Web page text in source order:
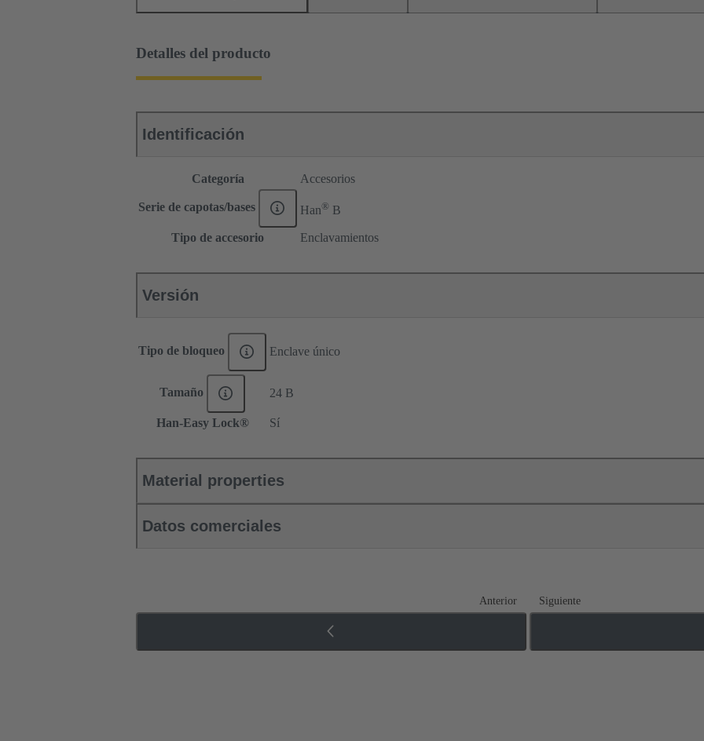
Detalles del producto
Identificación
Categoría Accesorios
Serie de capotas/bases Han® B
Tipo de accesorio Enclavamientos
Versión
Tipo de bloqueo Enclave único
Tamaño 24 B
Han-Easy Lock® Sí
Material properties
Datos comerciales
Anterior Siguiente